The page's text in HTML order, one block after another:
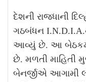
દેશની રાજધાની
ગઠબંધન
આવ્યું છે. આ
છે. મળતી માહિતી
બેનર્જીએ આગામી